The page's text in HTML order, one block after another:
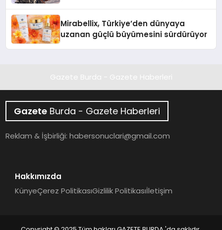
Mirabellix, Türkiye’den dünyaya
uzanan güçlü büyümesini sürdürüyor
Gazete Burda - Gazete Haberleri
Gazete Burda - Gazete Haberleri
Reklam & İşbirliği:habersonuclari@gmail.com
Hakkımızda
KünyeÇerez PolitikasıGizlilik Politikasıİletişim